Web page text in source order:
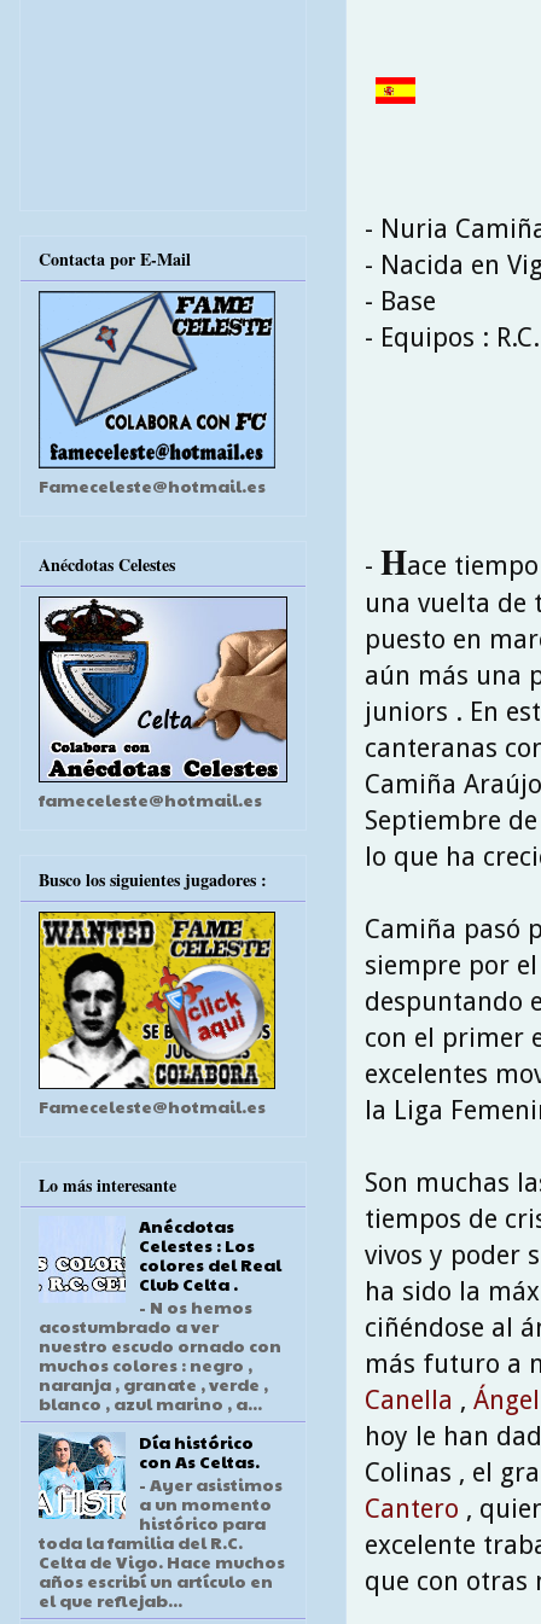
- Nuria
- Nacida en
- Base
- Equipos :
- Hace
una vuelta de
puesto en
aún más una
juniors . En
canteranas
Camiña
Septiembre
lo que ha
Camiña pasó
siempre por
despuntando
con el primer
excelentes
la Liga
Son muchas
tiempos de
vivos y poder
ha sido la
ciñéndose al
más futuro a
Canella ,
hoy le han
Colinas , el
Cantero ,
excelente
que con otras
Contacta por E-Mail
Fameceleste@hotmail.es
Anécdotas Celestes
fameceleste@hotmail.es
Busco los siguientes jugadores :
Fameceleste@hotmail.es
Lo más interesante
Anécdotas
Celestes : Los
colores del Real
Club Celta .
- N os hemos
acostumbrado a ver
nuestro escudo ornado con
muchos colores : negro ,
naranja , granate , verde ,
blanco , azul marino , a...
Día histórico
con As Celtas.
- Ayer asistimos
a un momento
histórico para
toda la familia del R.C.
Celta de Vigo. Hace muchos
años escribí un artículo en
el que reflejab...